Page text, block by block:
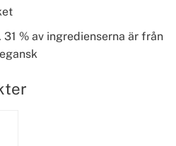
% av ingredienserna är från